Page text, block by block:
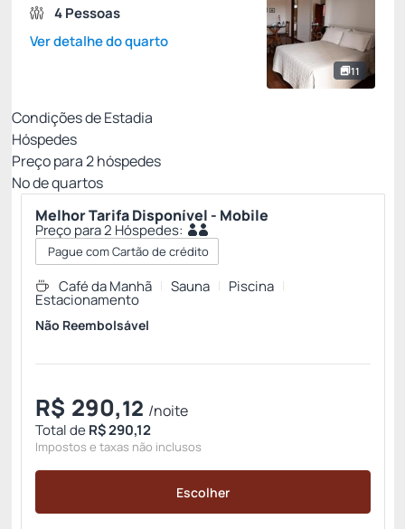
11
4 Pessoas
Ver detalhe do quarto
Condições de Estadia
Hóspedes
Preço para2hóspedes
Nº de quartos
Melhor Tarifa Disponível - Mobile
Preço para 2 Hóspedes:
Pague com Cartão de crédito
Café da Manhã Sauna Piscina
Estacionamento
Não Reembolsável
R$ 290,12 /noite
Total deR$ 290,12
Impostos e taxas não inclusos
Escolher